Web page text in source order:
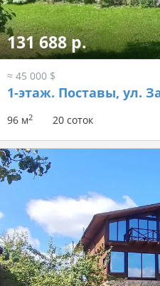
131 688 р.
≈ 45 000 $
1-этаж. Поставы, ул.
96 м2 20 соток